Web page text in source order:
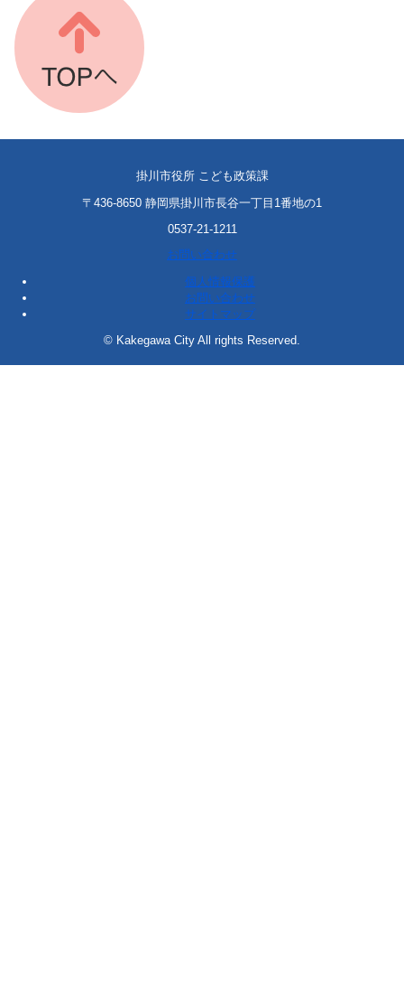
掛川市役所 こども政策課
〒436-8650 静岡県掛川市長谷一丁目1番地の1
0537-21-1211
お問い合わせ
個人情報保護
お問い合わせ
サイトマップ
© Kakegawa City All rights Reserved.